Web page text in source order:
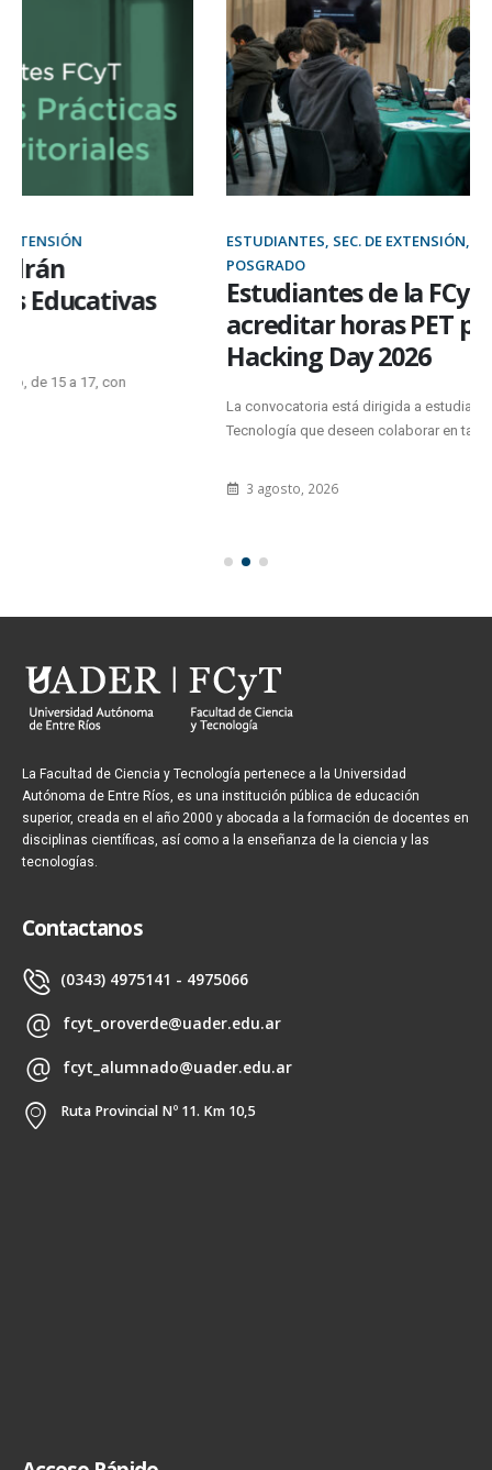
ESTUDIANTES, SEC. DE EXTENSIÓN, SEC. DE INVESTIGACIÓN Y
POSGRADO
Estudiantes de la FCyT podrán
acreditar horas PET participando del
La convocatoria está dirigida a estudiantes de la Facultad de Ciencia y
Tecnología que deseen colaborar en tareas de organización...
La Facultad de Ciencia y Tecnología pertenece a la Universidad
Autónoma de Entre Ríos, es una institución pública de educación
superior, creada en el año 2000 y abocada a la formación de docentes en
disciplinas científicas, así como a la enseñanza de la ciencia y las
tecnologías.
Contactanos
(0343) 4975141 - 4975066
fcyt_oroverde@uader.edu.ar
fcyt_alumnado@uader.edu.ar
Ruta Provincial Nº 11. Km 10,5